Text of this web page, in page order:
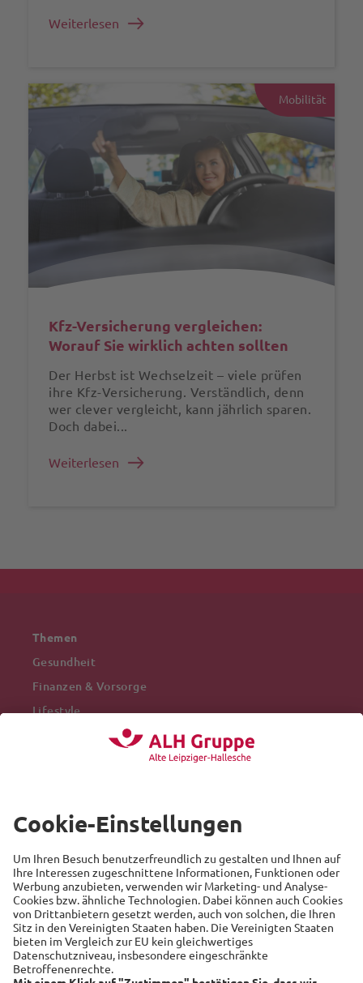
Weiterlesen
Mobilität
Kfz-Versicherung vergleichen:
Worauf Sie wirklich achten sollten
Der Herbst ist Wechselzeit – viele prüfen
ihre Kfz-Versicherung. Verständlich, denn
wer clever vergleicht, kann jährlich sparen.
Doch dabei...
Weiterlesen
Themen
Gesundheit
Finanzen & Vorsorge
Lifestyle
Recht
Auto
Sicherheit
Familie
Links
Alte Leipziger
Hallesche